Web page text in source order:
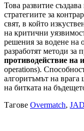
Това развитие
стратегиите за
свят, в който
на критични
решения за водене на
разработят методи за
противодействие на
operations).
алгоритъмът на врага
на битката на
Тагове Overmatch,